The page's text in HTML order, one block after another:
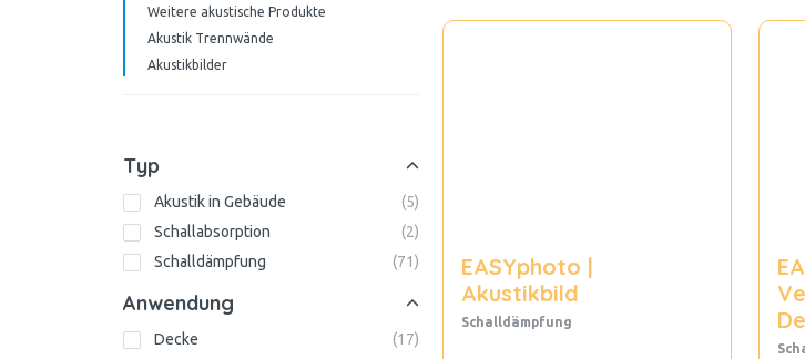
Weitere akustische Produkte
Akustik Trennwände
Akustikbilder
Typ
Akustik in Gebäude (5)
Schallabsorption
(2)
Schalldämpfung
(71)
Anwendung
Decke (17)
EASYphoto |
Akustikbild
Schalldämpfung